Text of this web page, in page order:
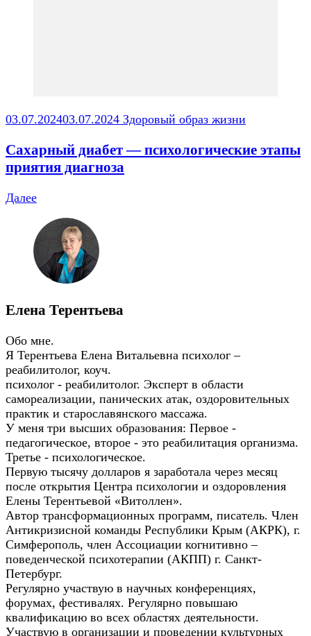
03.07.202403.07.2024 Здоровый образ жизни
Сахарный диабет — психологические этапы
приятия диагноза
Далее
Елена Терентьева
Обо мне.
Я Терентьева Елена Витальевна психолог –
реабилитолог, коуч.
психолог - реабилитолог. Эксперт в области
самореализации, панических атак, оздоровительных
практик и старославянского массажа.
У меня три высших образования: Первое -
педагогическое, второе - это реабилитация организма.
Третье - психологическое.
Первую тысячу долларов я заработала через месяц
после открытия Центра психологии и оздоровления
Елены Терентьевой «Витоллен».
Автор трансформационных программ, писатель. Член
Антикризисной команды Республики Крым (АКРК), г.
Симферополь, член Ассоциации когнитивно –
поведенческой психотерапии (АКПП) г. Санкт-
Петербург.
Регулярно участвую в научных конференциях,
форумах, фестивалях. Регулярно повышаю
квалификацию во всех областях деятельности.
Участвую в организации и проведении культурных